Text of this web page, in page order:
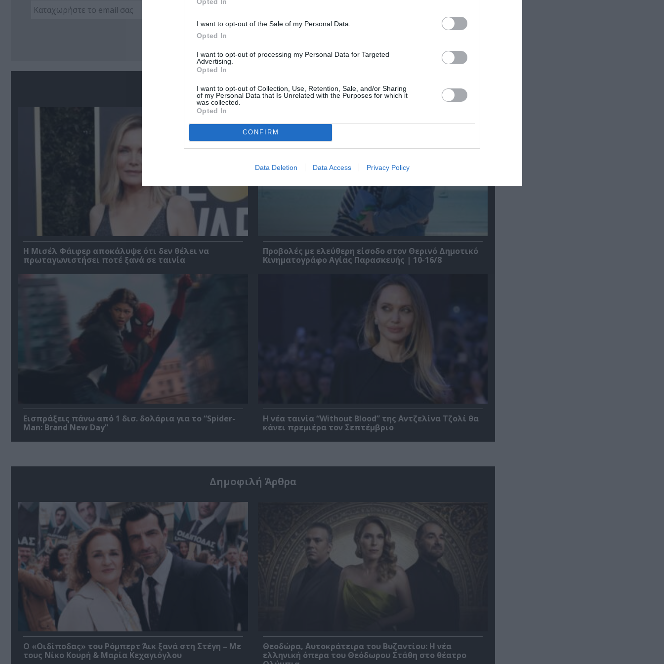
I want to opt-out of the Sale of my Personal Data.
Opted In
I want to opt-out of processing my Personal Data for Targeted
Advertising.
Opted In
I want to opt-out of Collection, Use, Retention, Sale, and/or Sharing
of my Personal Data that Is Unrelated with the Purposes for which it
was collected.
Opted In
CONFIRM
Data Deletion Data Access Privacy Policy
Ακολουθήστε το Culturenow.gr
Σχετικά Άρθρα
Η Μισέλ Φάιφερ αποκάλυψε ότι δεν θέλει να
πρωταγωνιστήσει ποτέ ξανά σε ταινία
Προβολές με ελεύθερη είσοδο στον Θερινό Δημοτικό
Κινηματογράφο Αγίας Παρασκευής | 10-16/8
Εισπράξεις πάνω από 1 δισ. δολάρια για το “Spider-
Man: Brand New Day”
Η νέα ταινία “Without Blood” της Αντζελίνα Τζολί θα
κάνει πρεμιέρα τον Σεπτέμβριο
Δημοφιλή Άρθρα
O «Οιδίποδας» του Ρόμπερτ Άικ ξανά στη Στέγη – Με
τους Νίκο Κουρή & Μαρία Κεχαγιόγλου
Θεοδώρα, Αυτοκράτειρα του Βυζαντίου: Η νέα
ελληνική όπερα του Θεόδωρου Στάθη στο θέατρο